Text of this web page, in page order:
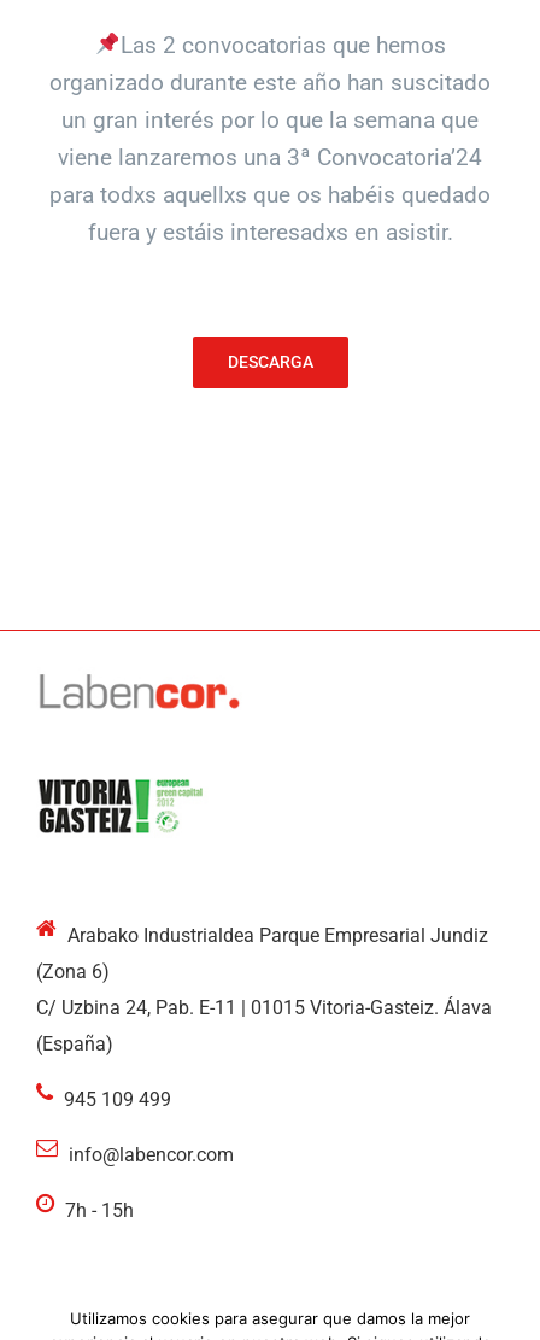
Las 2 convocatorias que hemos
organizado durante este año han suscitado
un gran interés por lo que la semana que
viene lanzaremos una 3ª Convocatoria’24
para todxs aquellxs que os habéis quedado
fuera y estáis interesadxs en asistir.
DESCARGA
Arabako Industrialdea Parque Empresarial Jundiz
(Zona 6)
C/ Uzbina 24, Pab. E-11 | 01015 Vitoria-Gasteiz. Álava
(España)
945 109 499
info@labencor.com
7h - 15h
Utilizamos cookies para asegurar que damos la mejor